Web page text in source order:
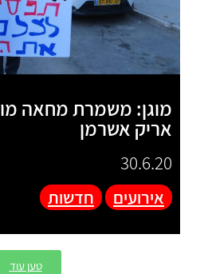
מוגן: משמרת מחאה
אריק אשרמן
30.6.20
אירועים חדשות
טען עוד